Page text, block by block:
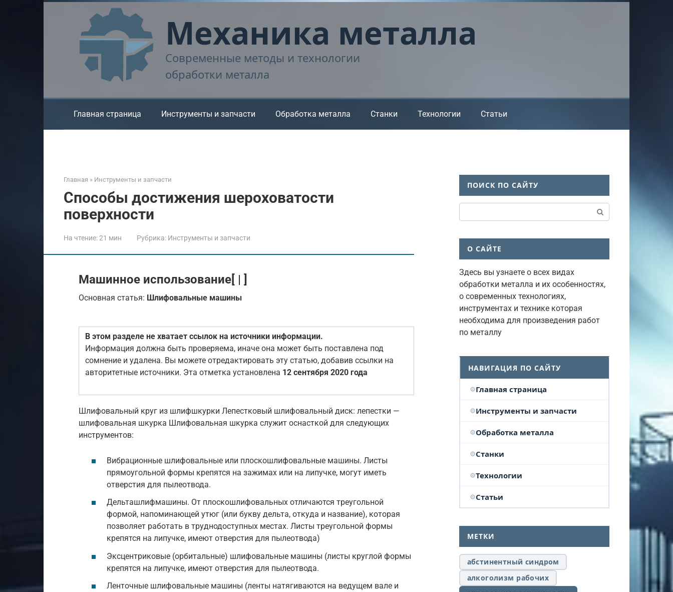
Механика металла
Современные методы и технологии
обработки металла
Главная страница Инструменты и запчасти Обработка металла Станки Технологии Статьи
Главная » Инструменты и запчасти
Способы достижения шероховатости
поверхности
На чтение:21 мин Рубрика: Инструменты и запчасти
Машинное использование[ | ]
Основная статья: Шлифовальные машины
В этом разделе не хватает ссылок на источники информации.
Информация должна быть проверяема, иначе она может быть поставлена под
сомнение и удалена. Вы можете отредактировать эту статью, добавив ссылки на
авторитетные источники. Эта отметка установлена 12 сентября 2020 года
Шлифовальный круг из шлифшкурки Лепестковый шлифовальный диск: лепестки —
шлифовальная шкурка Шлифовальная шкурка служит оснасткой для следующих
инструментов:
Вибрационные шлифовальные или плоскошлифовальные машины. Листы
прямоугольной формы крепятся на зажимах или на липучке, могут иметь
отверстия для пылеотвода.
Дельташлифмашины. От плоскошлифовальных отличаются треугольной
формой, напоминающей утюг (или букву дельта, откуда и название), которая
позволяет работать в труднодоступных местах. Листы треугольной формы
крепятся на липучке, имеют отверстия для пылеотвода)
Эксцентриковые (орбитальные) шлифовальные машины (листы круглой формы
крепятся на липучке, имеют отверстия для пылеотвода.
Ленточные шлифовальные машины (ленты натягиваются на ведущем вале и
ПОИСК ПО САЙТУ
О САЙТЕ
Здесь вы узнаете о всех видах
обработки металла и их особенностях,
о современных технологиях,
инструментах и технике которая
необходима для произведения работ
по металлу
НАВИГАЦИЯ ПО САЙТУ
Главная страница
Инструменты и запчасти
Обработка металла
Станки
Технологии
Статьи
МЕТКИ
абстинентный синдром
алкоголизм рабочих